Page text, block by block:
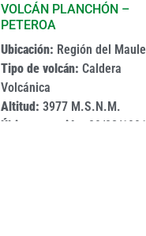
VOLCÁN PLANCHÓN –
PETEROA
Ubicación: Región del Maule
Tipo de volcán: Caldera
Volcánica
Altitud: 3977 M.S.N.M.
Última erupción:
09/02/1991